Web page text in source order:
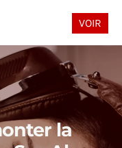
play_arrow
la
VOIR